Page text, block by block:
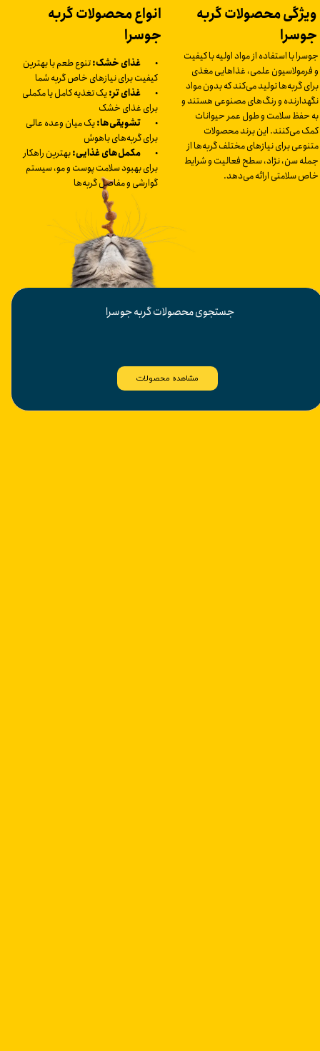
مشاهده محصولات
​جستجوی محصولات گربه جوسرا
ویژگی محصولات گربه
جوسرا
جوسرا با استفاده از مواد اولیه با کیفیت
و فرمولاسیون علمی، غذاهایی مغذی
برای گربه‌ها تولید می‌کند که بدون مواد
نگهدارنده و رنگ‌های مصنوعی هستند و
به حفظ سلامت و طول عمر حیوانات
کمک می‌کنند. این برند محصولات
متنوعی برای نیازهای مختلف گربه‌ها از
جمله سن، نژاد، سطح فعالیت و شرایط
خاص سلامتی ارائه می‌دهد.
انواع محصولات گربه
جوسرا
• غذای خشک:تنوع طعم با بهترین
کیفیت برای نیازهای خاص گربه شما
• غذای تر:یک تغذیه کامل یا مکملی
برای غذای خشک
• تشویقی‌ها:یک میان وعده عالی
برای گربه‌های باهوش
• مکمل‌های غذایی:بهترین راهکار
برای بهبود سلامت پوست و مو، سیستم
گوارشی و مفاصل گربه‌ها